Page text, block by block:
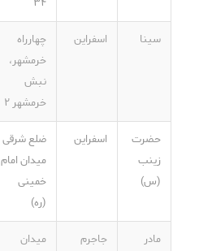
سینا اسفراین
چهارراه
خرمشهر،
نبش
خرمشهر ۲
حضرت
زینب
(س)
اسفراین
ضلع شرقی
میدان امام
خمینی
(ره)
مادر جاجرم
میدان